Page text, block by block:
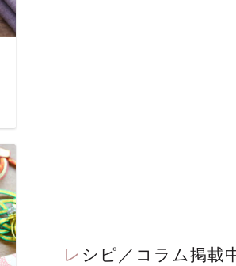
レシピ／コラム掲載